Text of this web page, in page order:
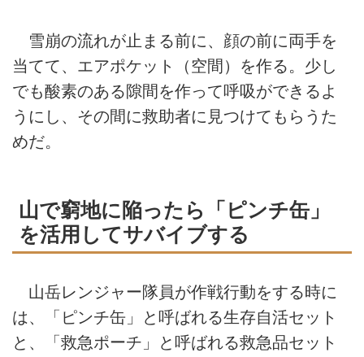
雪崩の流れが止まる前に、顔の前に両手を
当てて、エアポケット（空間）を作る。少し
でも酸素のある隙間を作って呼吸ができるよ
うにし、その間に救助者に見つけてもらうた
めだ。
山で窮地に陥ったら「ピンチ缶」
を活用してサバイブする
山岳レンジャー隊員が作戦行動をする時に
は、「ピンチ缶」と呼ばれる生存自活セット
と、「救急ポーチ」と呼ばれる救急品セット